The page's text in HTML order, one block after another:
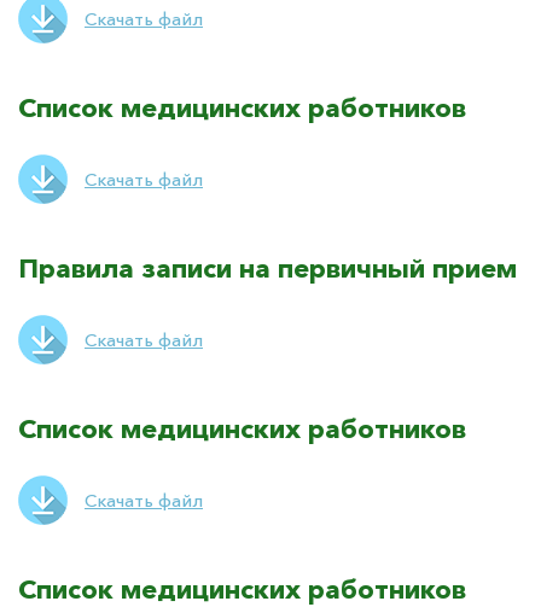
Скачать файл
Список медицинских работников
Скачать файл
Правила записи на первичный прием
Скачать файл
Список медицинских работников
Скачать файл
Список медицинских работников